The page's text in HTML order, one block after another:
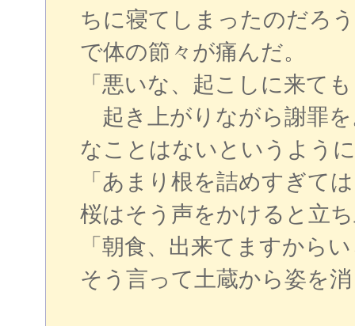
ちに寝てしまったのだろ
で体の節々が痛んだ。
「悪いな、起こしに来て
起き上がりながら謝罪
なことはないというよう
「あまり根を詰めすぎて
桜はそう声をかけると立
「朝食、出来てますから
そう言って土蔵から姿を